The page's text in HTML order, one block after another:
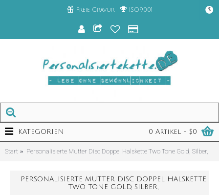
Freie Gravur ISO9001 $
0 Artikel - $0
KATEGORIEN
Start Personalisierte Mutter Disc Doppel Halskette Two Tone Gold, Silber,
PERSONALISIERTE MUTTER DISC DOPPEL HALSKETTE
TWO TONE GOLD, SILBER,